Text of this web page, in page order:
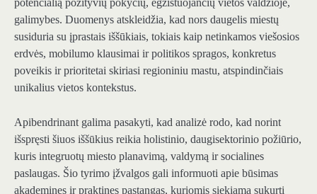
potencialią pozityvių pokyčių, egzistuojančių vietos valdžioje,
galimybes. Duomenys atskleidžia, kad nors daugelis miestų
susiduria su įprastais iššūkiais, tokiais kaip netinkamos viešosios
erdvės, mobilumo klausimai ir politikos spragos, konkretus
poveikis ir prioritetai skiriasi regioniniu mastu, atspindinčiais
unikalius vietos kontekstus.
Apibendrinant galima pasakyti, kad analizė rodo, kad norint
išspręsti šiuos iššūkius reikia holistinio, daugisektorinio požiūrio,
kuris integruotų miesto planavimą, valdymą ir socialines
paslaugas. Šio tyrimo įžvalgos gali informuoti apie būsimas
akademines ir praktines pastangas, kuriomis siekiama sukurti